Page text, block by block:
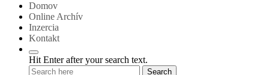
Domov
Online Archív
Inzercia
Kontakt
Hit Enter after your search text.